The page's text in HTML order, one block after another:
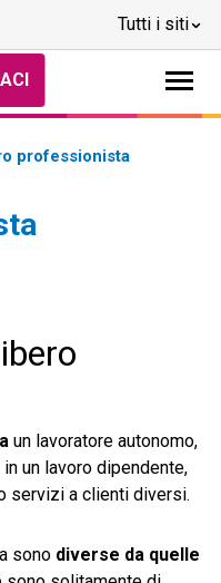
Tutti i siti
professionista
un lavoratore autonomo,
un lavoro dipendente,
servizi a clienti diversi.
sono diverse da quelle